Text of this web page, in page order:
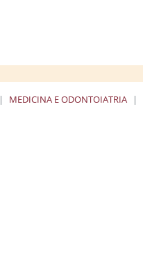
MEDICINA E ODONTOIATRIA